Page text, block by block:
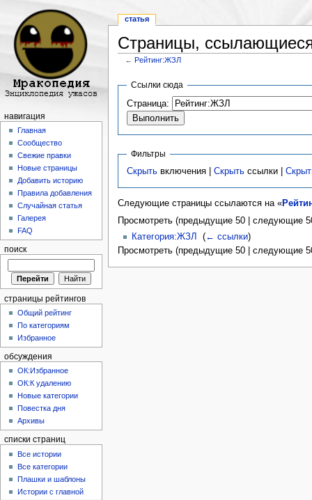
Страницы,
←Рейтинг:ЖЗЛ
Ссылки сюда
Страница:
Фильтры
Скрыть включения |Скрыть ссылки |
Следующие страницы ссылаются на «
Просмотреть (предыдущие 50 | следующие
Категория:ЖЗЛ
(← ссылки)
Просмотреть (предыдущие 50 | следующие
статья
навигация
Главная
Сообщество
Свежие правки
Новые страницы
Добавить историю
Правила добавления
Случайная статья
Галерея
FAQ
поиск
страницы рейтингов
Общий рейтинг
По категориям
Избранное
обсуждения
ОК:Избранное
ОК:К удалению
Новые категории
Повестка дня
Архивы
списки страниц
Все истории
Все категории
Плашки и шаблоны
Истории с главной